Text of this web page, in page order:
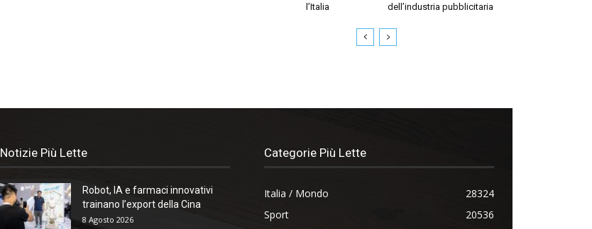
l’Italia
dell’industria pubblicitaria
Notizie Più Lette
Robot, IA e farmaci innovativi
trainano l’export della Cina
8 Agosto 2026
Categorie Più Lette
Italia / Mondo
28324
Sport
20536